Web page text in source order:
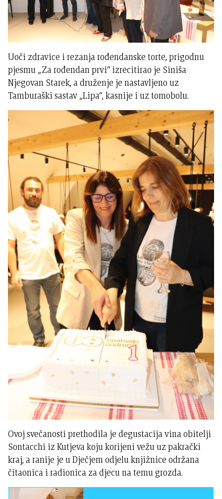
Uoči zdravice i rezanja rođendanske torte, prigodnu
pjesmu „Za rođendan prvi“ izrecitirao je Siniša
Njegovan Starek, a druženje je nastavljeno uz
Tamburaški sastav „Lipa“, kasnije i uz tomobolu.
Ovoj svečanosti prethodila je degustacija vina obitelji
Sontacchi iz Kutjeva koju korijeni vežu uz pakrački
kraj, a ranije je u Dječjem odjelu knjižnice održana
čitaonica i radionica za djecu na temu grozda.